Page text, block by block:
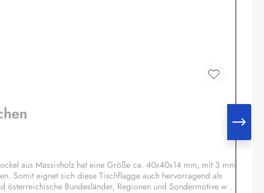
aus Massivholz hat eine Größe ca. 40x40x14 mm, mit 3 mm
Somit eignet sich diese Tischflagge auch hervorragend als
Bundesländer, Regionen und Sondermotive wie